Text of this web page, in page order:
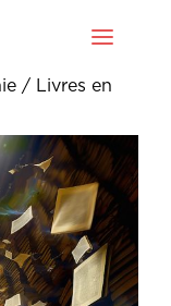
/ Livres en